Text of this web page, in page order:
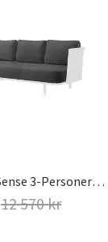
Moments/Sense 3-Personers Sofapudesæt INDOOR Mørkegrå
12 570 kr